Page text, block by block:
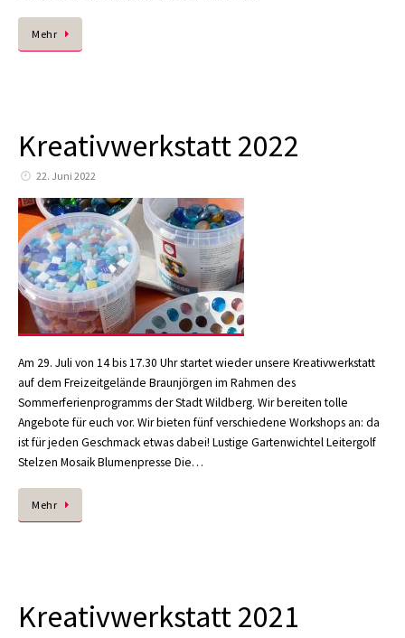
Mehr
Kreativwerkstatt 2022
22. Juni 2022
Am 29. Juli von 14 bis 17.30 Uhr startet wieder unsere Kreativwerkstatt
auf dem Freizeitgelände Braunjörgen im Rahmen des
Sommerferienprogramms der Stadt Wildberg. Wir bereiten tolle
Angebote für euch vor. Wir bieten fünf verschiedene Workshops an: da
ist für jeden Geschmack etwas dabei! Lustige Gartenwichtel Leitergolf
Stelzen Mosaik Blumenpresse Die…
Mehr
Kreativwerkstatt 2021